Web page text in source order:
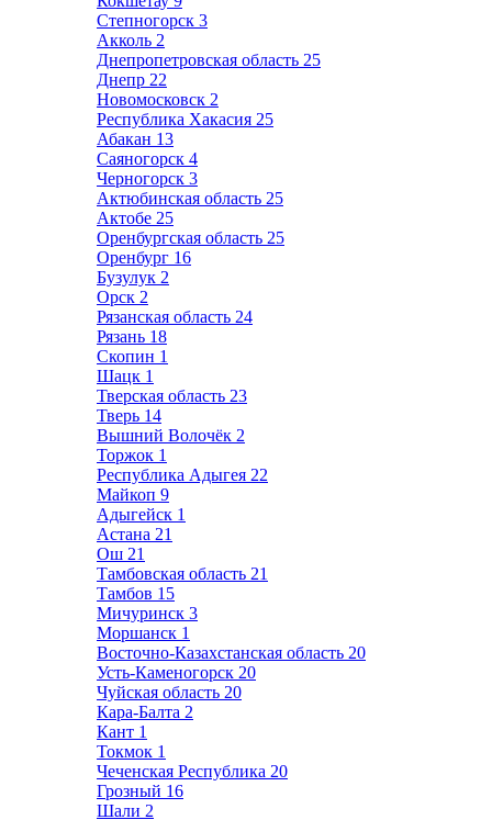
Степногорск 3
Акколь 2
Днепропетровская область 25
Днепр 22
Новомосковск 2
Республика Хакасия 25
Абакан 13
Саяногорск 4
Черногорск 3
Актюбинская область 25
Актобе 25
Оренбургская область 25
Оренбург 16
Бузулук 2
Орск 2
Рязанская область 24
Рязань 18
Скопин 1
Шацк 1
Тверская область 23
Тверь 14
Вышний Волочёк 2
Торжок 1
Республика Адыгея 22
Майкоп 9
Адыгейск 1
Астана 21
Ош 21
Тамбовская область 21
Тамбов 15
Мичуринск 3
Моршанск 1
Восточно-Казахстанская область 20
Усть-Каменогорск 20
Чуйская область 20
Кара-Балта 2
Кант 1
Токмок 1
Чеченская Республика 20
Грозный 16
Шали 2